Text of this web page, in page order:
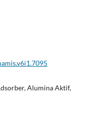
Alumina Aktif,